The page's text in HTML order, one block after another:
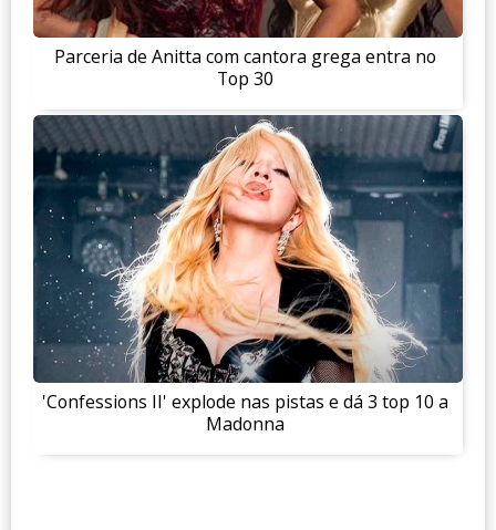
Parceria de Anitta com cantora grega entra no
Top 30
'Confessions II' explode nas pistas e dá 3 top 10 a
Madonna